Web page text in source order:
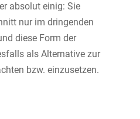
absolut einig: Sie
nur im dringenden
diese Form der
als Alternative zur
bzw. einzusetzen.